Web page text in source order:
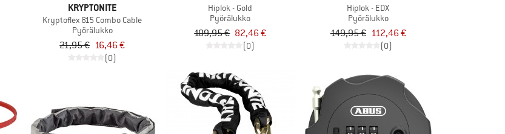
KRYPTONITE
Kryptoflex 815 Combo Cable
Pyörälukko
21,95 € 16,46 €
(0)
Hiplok - Gold
Pyörälukko
109,95 € 82,46 €
(0)
Hiplok - EDX
Pyörälukko
149,95 € 112,46 €
(0)